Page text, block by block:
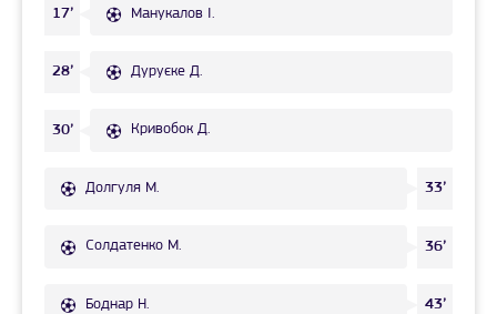
17’ Манукалов І.
28’ Дуруєке Д.
30’ Кривобок Д.
Долгуля М. 33’
Солдатенко М. 36’
Боднар Н. 43’